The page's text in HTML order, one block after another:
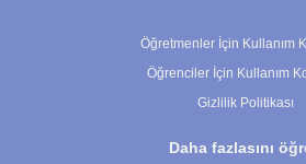
Öğretmenler İçin Kullanım
Öğrenciler İçin Kullanım
Gizlilik Politikası
Daha fazlasını